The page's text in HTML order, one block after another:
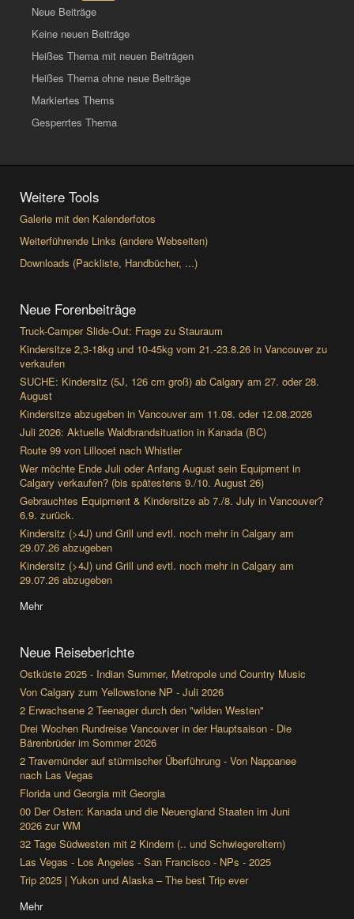
Neue Beiträge
Keine neuen Beiträge
Heißes Thema mit neuen Beiträgen
Heißes Thema ohne neue Beiträge
Markiertes Thems
Gesperrtes Thema
Weitere Tools
Galerie mit den Kalenderfotos
Weiterführende Links (andere Webseiten)
Downloads (Packliste, Handbücher, ...)
Neue Forenbeiträge
Truck-Camper Slide-Out: Frage zu Stauraum
Kindersitze 2,3-18kg und 10-45kg vom 21.-23.8.26 in Vancouver zu
verkaufen
SUCHE: Kindersitz (5J, 126 cm groß) ab Calgary am 27. oder 28.
August
Kindersitze abzugeben in Vancouver am 11.08. oder 12.08.2026
Juli 2026: Aktuelle Waldbrandsituation in Kanada (BC)
Route 99 von Lillooet nach Whistler
Wer möchte Ende Juli oder Anfang August sein Equipment in
Calgary verkaufen? (bis spätestens 9./10. August 26)
Gebrauchtes Equipment & Kindersitze ab 7./8. July in Vancouver?
6.9. zurück.
Kindersitz (>4J) und Grill und evtl. noch mehr in Calgary am
29.07.26 abzugeben
Kindersitz (>4J) und Grill und evtl. noch mehr in Calgary am
29.07.26 abzugeben
Mehr
Neue Reiseberichte
Ostküste 2025 - Indian Summer, Metropole und Country Music
Von Calgary zum Yellowstone NP - Juli 2026
2 Erwachsene 2 Teenager durch den "wilden Westen"
Drei Wochen Rundreise Vancouver in der Hauptsaison - Die
Bärenbrüder im Sommer 2026
2 Travemünder auf stürmischer Überführung - Von Nappanee
nach Las Vegas
Florida und Georgia mit Georgia
00 Der Osten: Kanada und die Neuengland Staaten im Juni
2026 zur WM
32 Tage Südwesten mit 2 Kindern (.. und Schwiegereltern)
Las Vegas - Los Angeles - San Francisco - NPs - 2025
Trip 2025 | Yukon und Alaska – The best Trip ever
Mehr